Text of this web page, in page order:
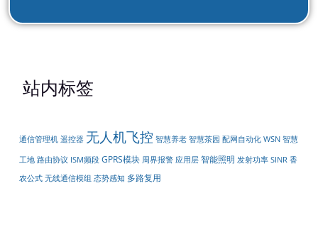
站内标签
通信管理机 遥控器 无人机飞控 智慧养老 智慧茶园 配网自动化 WSN 智慧
工地 路由协议 ISM频段 GPRS模块 周界报警 应用层 智能照明 发射功率 SINR 香
农公式 无线通信模组 态势感知 多路复用